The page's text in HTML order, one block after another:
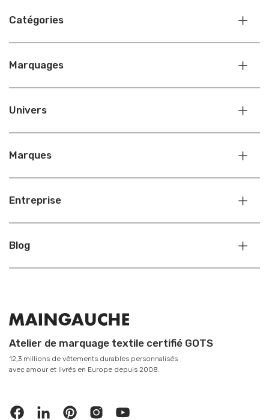
Catégories
Marquages
Univers
Marques
Entreprise
Blog
Atelier de marquage textile certifié GOTS
12,3 millions de vêtements durables personnalisés
avec amour et livrés en Europe depuis 2008.